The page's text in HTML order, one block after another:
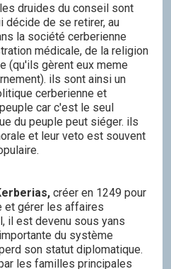
les druides du conseil sont
décide de se retirer, au
la société cerberienne
médicale, de la religion
(qu'ils gèrent eux meme
ils sont ainsi un
cerberienne et
car c'est le seul
du peuple peut siéger. ils
et leur veto est souvent
créer en 1249 pour
et gérer les affaires
il est devenu sous yans
du système
son statut diplomatique.
les familles principales